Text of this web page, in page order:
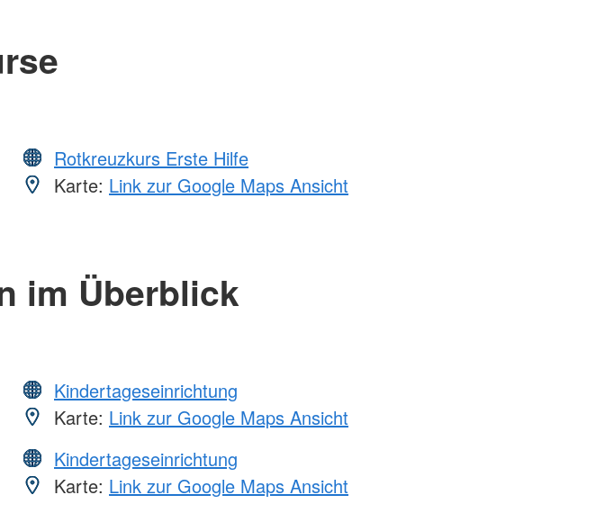
Rotkreuzkurs Erste Hilfe
Karte: Link zur Google Maps Ansicht
im Überblick
Kindertageseinrichtung
Karte: Link zur Google Maps Ansicht
Kindertageseinrichtung
Karte: Link zur Google Maps Ansicht